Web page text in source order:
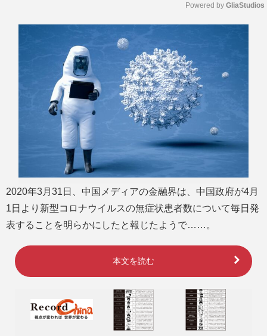
Powered by GliaStudios
2020年3月31日、中国メディアの金融界は、中国政府が4月
1日より新型コロナウイルスの無症状患者数について毎日発
表することを明らかにしたと報じたようで……。
本文を読む